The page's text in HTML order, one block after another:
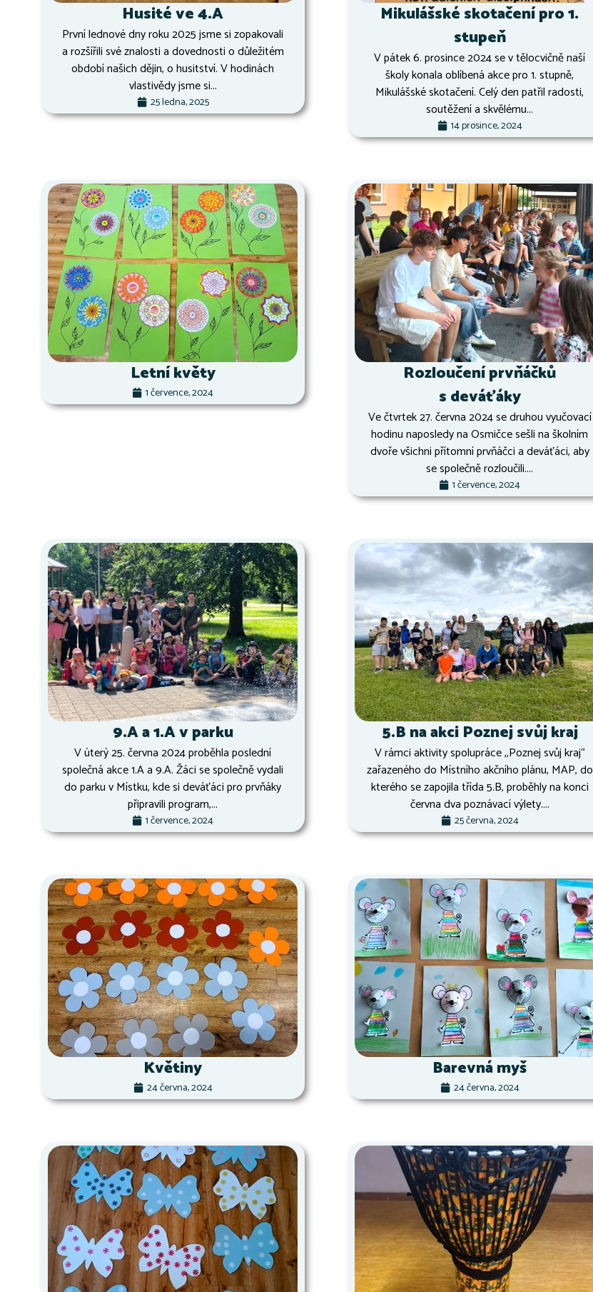
Husité ve 4.A
První lednové dny roku 2025 jsme si zopakovali
a rozšířili své znalosti a dovednosti o důležitém
období našich dějin, o husitství. V hodinách
vlastivědy jsme si...
25 ledna, 2025
Mikulášské skotačení pro 1.
stupeň
V pátek 6. prosince 2024 se v tělocvičně naší
školy konala oblíbená akce pro 1. stupně,
Mikulášské skotačení. Celý den patřil radosti,
soutěžení a skvělému...
14 prosince, 2024
Letní květy
1 července, 2024
Rozloučení prvňáčků
s deváťáky
Ve čtvrtek 27. června 2024 se druhou vyučovací
hodinu naposledy na Osmičce sešli na školním
dvoře všichni přítomní prvňáčci a deváťáci, aby
se společně rozloučili....
1 července, 2024
9.A a 1.A v parku
V úterý 25. června 2024 proběhla poslední
společná akce 1.A a 9.A. Žáci se společně vydali
do parku v Místku, kde si deváťáci pro prvňáky
připravili program,...
1 července, 2024
5.B na akci Poznej svůj kraj
V rámci aktivity spolupráce ,,Poznej svůj kraj“
zařazeného do Místního akčního plánu, MAP, do
kterého se zapojila třída 5.B, proběhly na konci
června dva poznávací výlety....
25 června, 2024
Květiny
24 června, 2024
Barevná myš
24 června, 2024